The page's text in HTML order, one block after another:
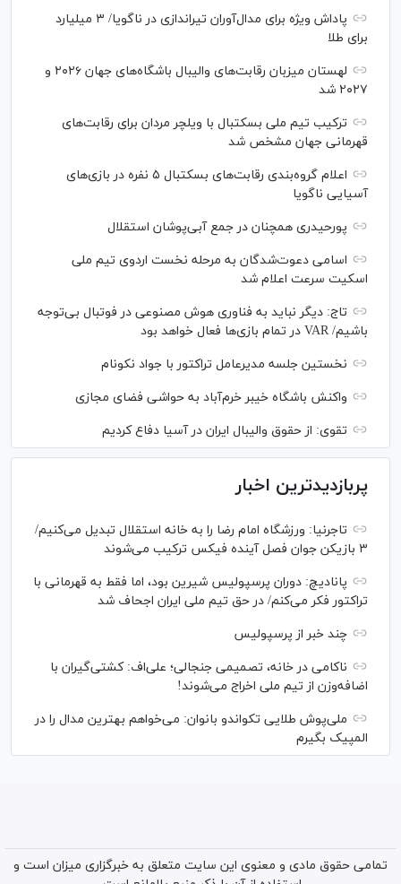
پاداش ویژه برای مدال‌آوران تیراندازی در ناگویا/ ۳ میلیارد
برای طلا
لهستان میزبان رقابت‌های والیبال باشگاه‌های جهان ۲۰۲۶ و
۲۰۲۷ شد
ترکیب تیم ملی بسکتبال با ویلچر مردان برای رقابت‌های
قهرمانی جهان مشخص شد
اعلام گروه‌بندی رقابت‌های بسکتبال ۵ نفره در بازی‌های
آسیایی ناگویا
پورحیدری همچنان در جمع آبی‌پوشان استقلال
اسامی دعوت‌شدگان به مرحله نخست اردوی تیم ملی
اسکیت سرعت اعلام شد
تاج: دیگر نباید به فناوری هوش مصنوعی در فوتبال بی‌توجه
باشیم/ VAR در تمام بازی‌ها فعال خواهد بود
نخستین جلسه مدیرعامل تراکتور با جواد نکونام
واکنش باشگاه خیبر خرم‌آباد به حواشی فضای مجازی
تقوی: از حقوق والیبال ایران در آسیا دفاع کردیم
پربازدیدترین اخبار
تاجرنیا: ورزشگاه امام رضا را به خانه استقلال تبدیل می‌کنیم/
۳ بازیکن جوان فصل آینده فیکس ترکیب می‌شوند
پانادیچ: دوران پرسپولیس شیرین بود، اما فقط به قهرمانی با
تراکتور فکر می‌کنم/ در حق تیم ملی ایران اجحاف شد
چند خبر از پرسپولیس
ناکامی در خانه، تصمیمی جنجالی؛ علی‌اف: کشتی‌گیران با
اضافه‌وزن از تیم ملی اخراج می‌شوند!
ملی‌پوش‌ طلایی تکواندو بانوان: می‌خواهم بهترین مدال را در
المپیک بگیرم
تمامی حقوق مادی و معنوی این سایت متعلق به خبرگزاری میزان است و